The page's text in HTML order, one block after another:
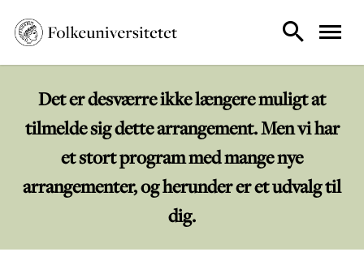
Det er desværre ikke længere muligt at
tilmelde sig dette arrangement. Men vi har
et stort program med mange nye
arrangementer, og herunder er et udvalg til
dig.